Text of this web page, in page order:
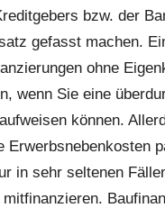
bzw. der
gefasst machen.
ohne
wenn Sie eine
können.
Erwerbsnebenkosten
in sehr seltenen